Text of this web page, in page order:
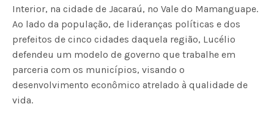
Interior, na cidade de Jacaraú, no Vale do Mamanguape.
Ao lado da população, de lideranças políticas e dos
prefeitos de cinco cidades daquela região, Lucélio
defendeu um modelo de governo que trabalhe em
parceria com os municípios, visando o
desenvolvimento econômico atrelado à qualidade de
vida.